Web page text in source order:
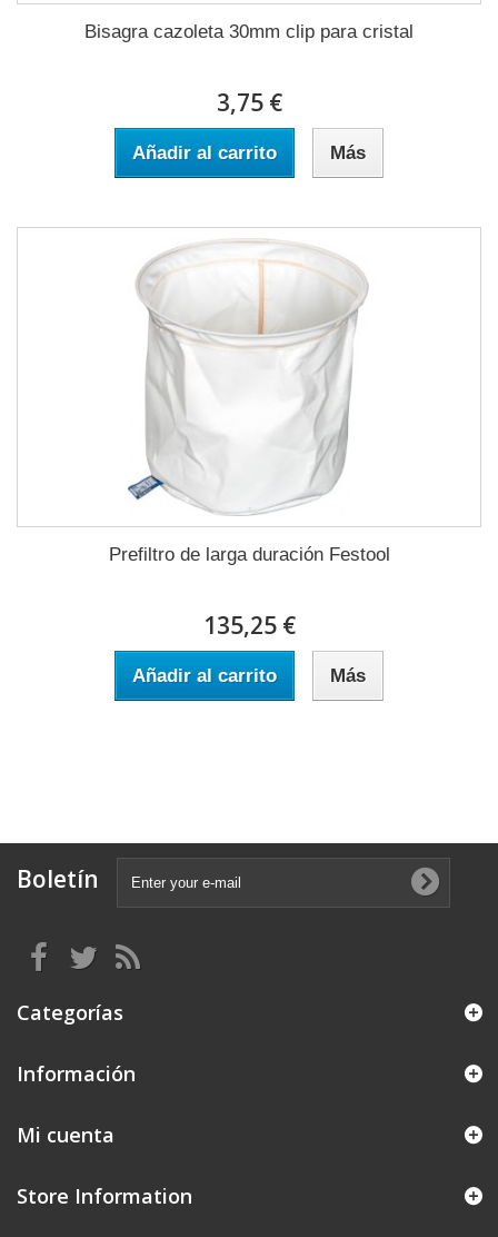
Bisagra cazoleta 30mm clip para cristal
3,75 €
Añadir al carrito Más
Prefiltro de larga duración Festool
135,25 €
Añadir al carrito Más
Boletín
Categorías
Información
Mi cuenta
Store Information